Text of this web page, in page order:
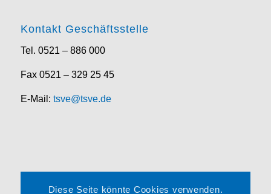
Kontakt Geschäftsstelle
Tel. 0521 – 886 000
Fax 0521 – 329 25 45
E-Mail: tsve@tsve.de
Diese Seite könnte Cookies verwenden.